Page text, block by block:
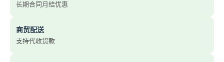
长期合同月结优惠
商贸配送
支持代收货款